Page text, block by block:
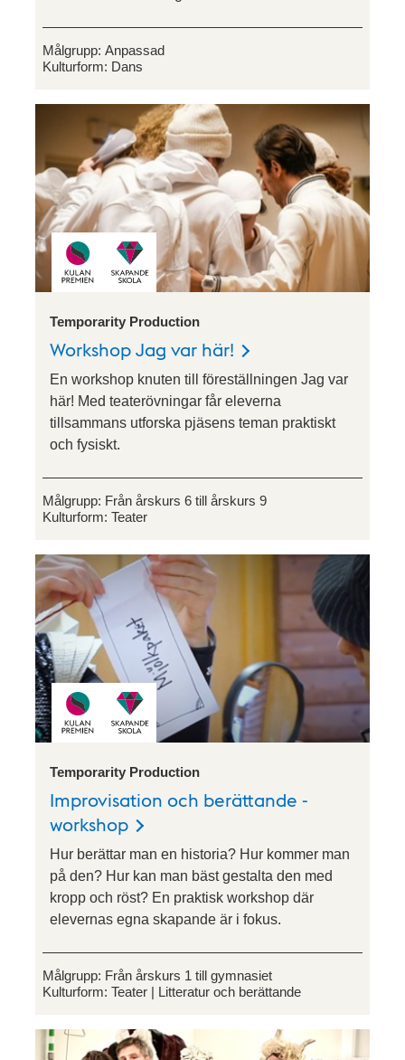
Målgrupp: Anpassad
Kulturform: Dans
Temporarity Production
Workshop Jag var här!
En workshop knuten till föreställningen Jag var
här! Med teaterövningar får eleverna
tillsammans utforska pjäsens teman praktiskt
och fysiskt.
Målgrupp: Från årskurs 6 till årskurs 9
Kulturform: Teater
Temporarity Production
Improvisation och berättande -
workshop
Hur berättar man en historia? Hur kommer man
på den? Hur kan man bäst gestalta den med
kropp och röst? En praktisk workshop där
elevernas egna skapande är i fokus.
Målgrupp: Från årskurs 1 till gymnasiet
Kulturform: Teater Litteratur och berättande